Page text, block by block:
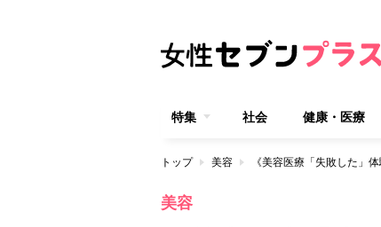
特集 社会 健康・医療
トップ 美容
美容